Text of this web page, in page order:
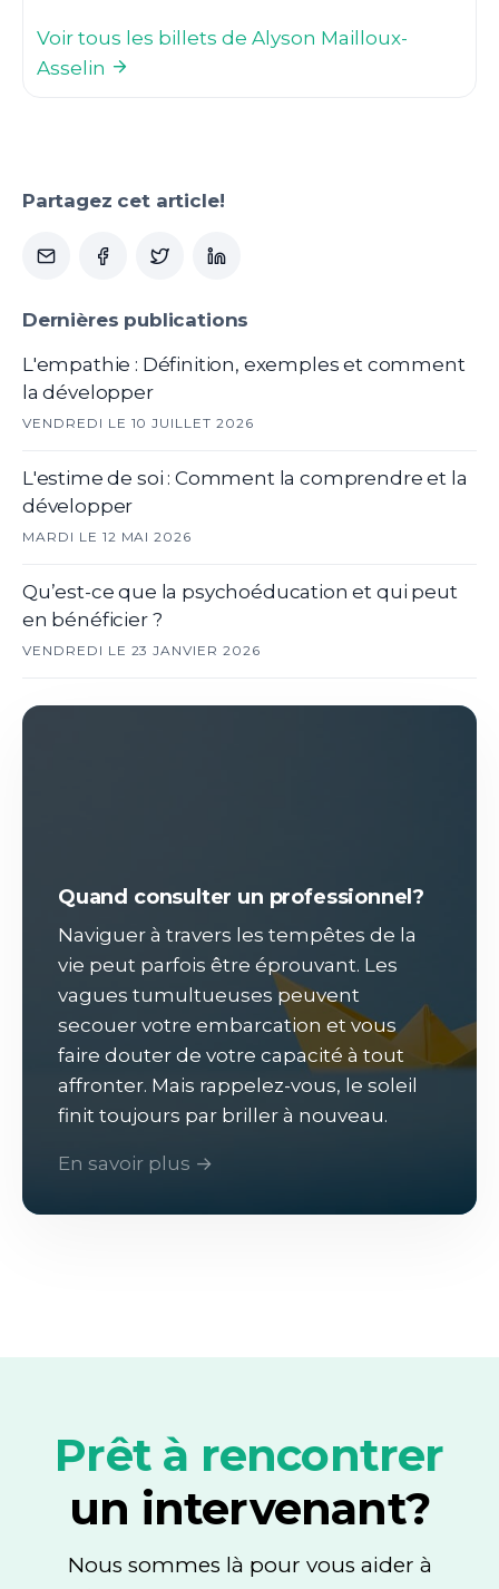
Voir tous les billets de Alyson Mailloux-
Asselin
Partagez cet article!
Dernières publications
L'empathie : Définition, exemples et comment
la développer
VENDREDI LE 10 JUILLET 2026
L'estime de soi : Comment la comprendre et la
développer
MARDI LE 12 MAI 2026
Qu’est-ce que la psychoéducation et qui peut
en bénéficier ?
VENDREDI LE 23 JANVIER 2026
Quand consulter un professionnel?
Naviguer à travers les tempêtes de la
vie peut parfois être éprouvant. Les
vagues tumultueuses peuvent
secouer votre embarcation et vous
faire douter de votre capacité à tout
affronter. Mais rappelez-vous, le soleil
finit toujours par briller à nouveau.
En savoir plus →
Prêt à rencontrer
un intervenant?
Nous sommes là pour vous aider à